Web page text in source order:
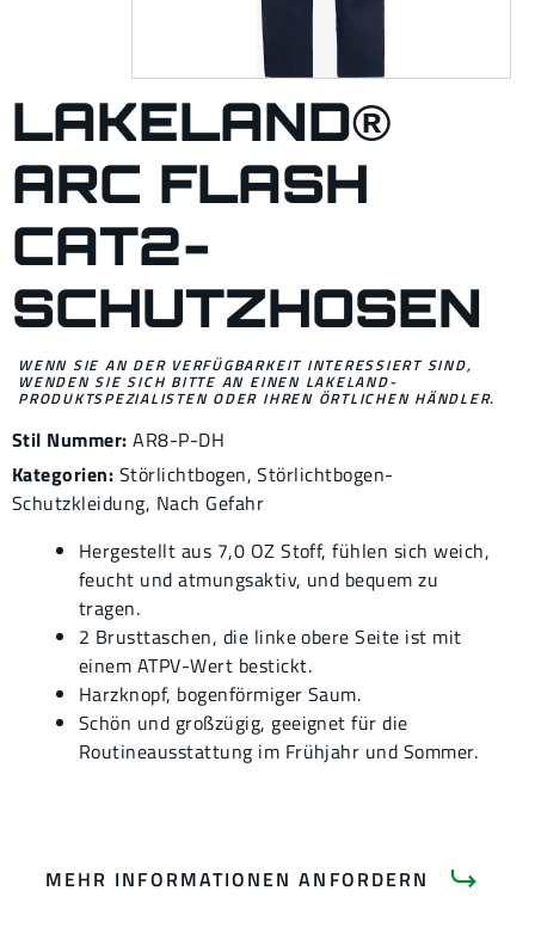
LAKELAND®
ARC FLASH
CAT2-
SCHUTZHOSEN
WENN SIE AN DER VERFÜGBARKEIT INTERESSIERT SIND,
WENDEN SIE SICH BITTE AN EINEN LAKELAND-
PRODUKTSPEZIALISTEN ODER IHREN ÖRTLICHEN HÄNDLER.
Stil Nummer: AR8-P-DH
Kategorien: Störlichtbogen,Störlichtbogen-
Schutzkleidung, Nach Gefahr
Hergestellt aus 7,0 OZ Stoff, fühlen sich weich,
feucht und atmungsaktiv, und bequem zu
tragen.
2 Brusttaschen, die linke obere Seite ist mit
einem ATPV-Wert bestickt.
Harzknopf, bogenförmiger Saum.
Schön und großzügig, geeignet für die
Routineausstattung im Frühjahr und Sommer.
MEHR INFORMATIONEN ANFORDERN